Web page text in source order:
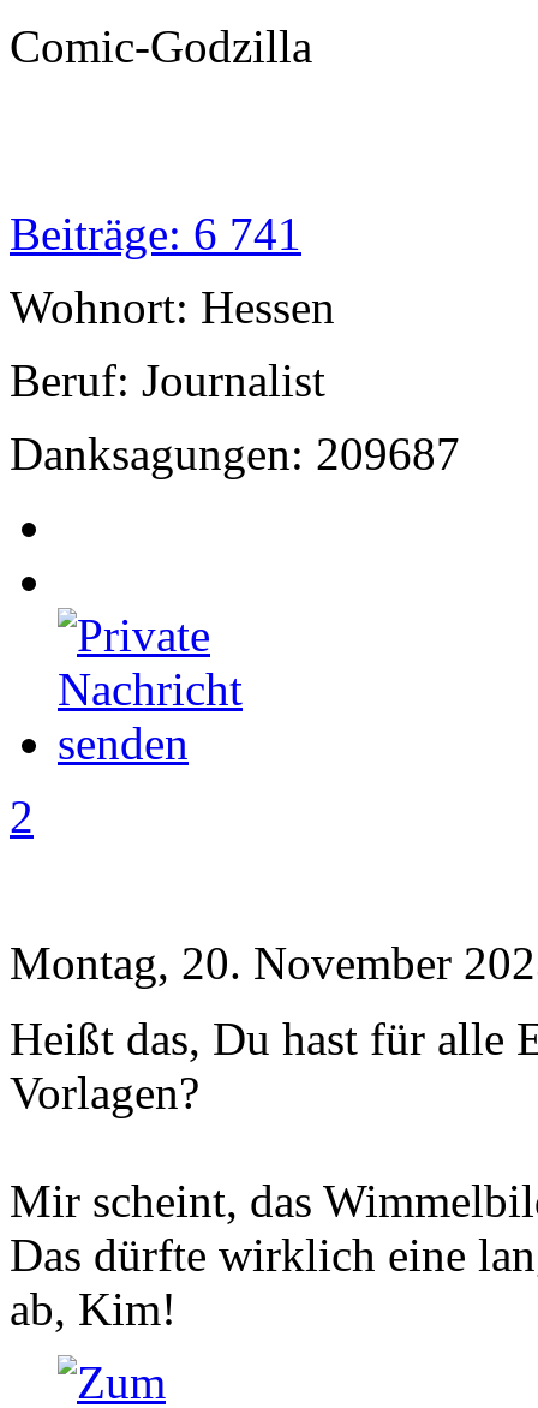
Comic-Godzilla
Beiträge: 6 741
Wohnort: Hessen
Beruf: Journalist
Danksagungen: 209687
2
Montag, 20. November
Heißt das, Du hast für alle
Vorlagen?
Mir scheint, das
Das dürfte wirklich eine
ab, Kim!